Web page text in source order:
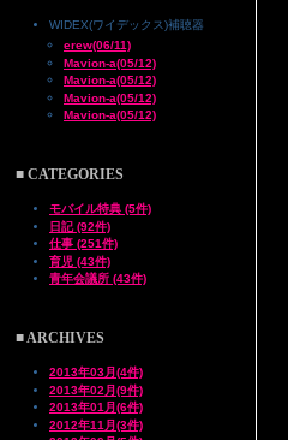
WIDEX(ワイデックス)補聴器
erew(06/11)
Mavion-a(05/12)
Mavion-a(05/12)
Mavion-a(05/12)
Mavion-a(05/12)
■ CATEGORIES
モバイル特典 (5件)
日記 (92件)
仕事 (251件)
育児 (43件)
青年会議所 (43件)
■ ARCHIVES
2013年03月(4件)
2013年02月(9件)
2013年01月(6件)
2012年11月(3件)